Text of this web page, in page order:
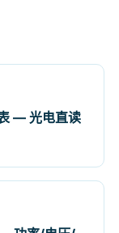
— 光电直读